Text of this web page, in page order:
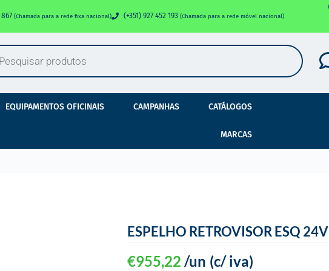
867 (Chamada para a rede fixa nacional) (+351) 927 452 193 (Chamada para a rede móvel nacional)
EQUIPAMENTOS OFICINAIS CAMPANHAS CATÁLOGOS
MARCAS
ESPELHO RETROVISOR ESQ 24V
€955,22 (c/ iva)
/un